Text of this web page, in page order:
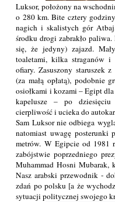
Luksor, położony na
o 280 km. Bite cztery
nagich i skalistych gór
środku drogi zabrakło
się, że jedyny) zajazd.
toaletami, kilka straganów i
ofiary. Zasuszony staruszek
(za małą opłatą), podobnie
osiołkami i kozami – Egipt
kapelusze – po dziesięciu
cierpliwość i ucieka do
Sam Luksor nie odbiega
natomiast uwagę posterunki
metrów. W Egipcie od 1981
zabójstwie poprzedniego
Muhammad Hosni Mubarak,
Nasz arabski przewodnik -
zdań po polsku [a że
sytuacji politycznej swojego